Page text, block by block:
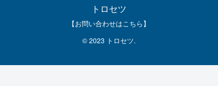
トロセツ
【お問い合わせはこちら】
© 2023 トロセツ.